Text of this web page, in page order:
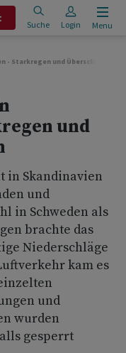
Suche Login Menu
- Starkregen und
und
in Skandinavien
und
in Schweden als
brachte das
Niederschläge
kam es
und
wurden
gesperrt